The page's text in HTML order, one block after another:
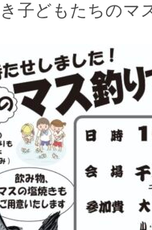
子どもたちのマ